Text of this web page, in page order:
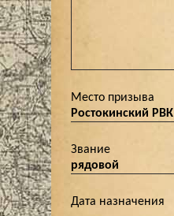
Место призыва
Ростокинский РВК
Звание
рядовой
Дата назначения